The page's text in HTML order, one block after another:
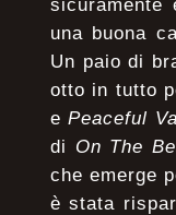
una buona
Un paio di
otto in tutto
ePeaceful
di On The
che emerge
è stata